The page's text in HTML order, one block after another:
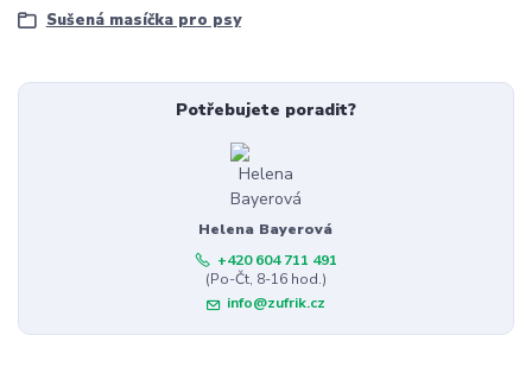
Sušená masíčka pro psy
Potřebujete poradit?
Helena Bayerová
+420 604 711 491
(Po-Čt, 8-16 hod.)
info@zufrik.cz